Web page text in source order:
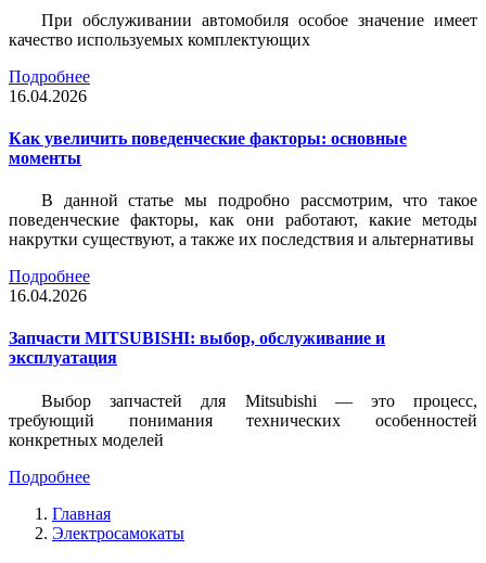
При обслуживании автомобиля особое значение имеет
качество используемых комплектующих
Подробнее
16.04.2026
Как увеличить поведенческие факторы: основные
моменты
В данной статье мы подробно рассмотрим, что такое
поведенческие факторы, как они работают, какие методы
накрутки существуют, а также их последствия и альтернативы
Подробнее
16.04.2026
Запчасти MITSUBISHI: выбор, обслуживание и
эксплуатация
Выбор запчастей для Mitsubishi — это процесс,
требующий понимания технических особенностей
конкретных моделей
Подробнее
Главная
Электросамокаты